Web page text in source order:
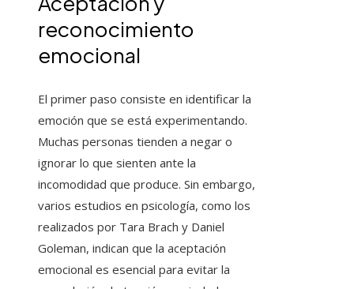
reconocimiento
emocional
El primer paso consiste en identificar la
emoción que se está experimentando.
Muchas personas tienden a negar o
ignorar lo que sienten ante la
incomodidad que produce. Sin embargo,
varios estudios en psicología, como los
realizados por Tara Brach y Daniel
Goleman, indican que la aceptación
emocional es esencial para evitar la